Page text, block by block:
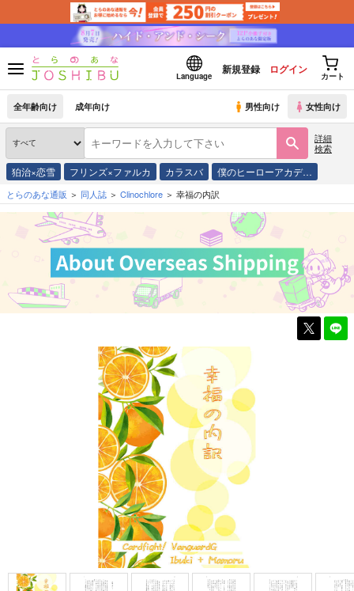
Language
新規登録 ログイン
カート
全年齢向け 成年向け 男性向け 女性向け
詳細
検索
狛治×恋雪 フリンズ×ファルカ カラスバ 僕のヒーローアカデ…
とらのあな通販 同人誌 Clinochlore 幸福の内訳